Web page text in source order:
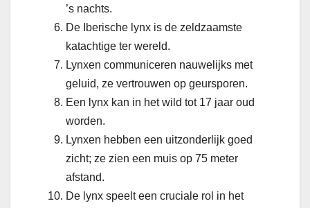
’s nachts.
De Iberische lynx is de zeldzaamste
katachtige ter wereld.
Lynxen communiceren nauwelijks met
geluid, ze vertrouwen op geursporen.
Een lynx kan in het wild tot 17 jaar oud
worden.
Lynxen hebben een uitzonderlijk goed
zicht; ze zien een muis op 75 meter
afstand.
De lynx speelt een cruciale rol in het